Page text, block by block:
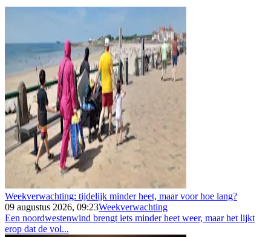
Weekverwachting: tijdelijk minder heet, maar voor hoe lang?
09 augustus 2026, 09:23Weekverwachting
Een noordwestenwind brengt iets minder heet weer, maar het lijkt
erop dat de vol...